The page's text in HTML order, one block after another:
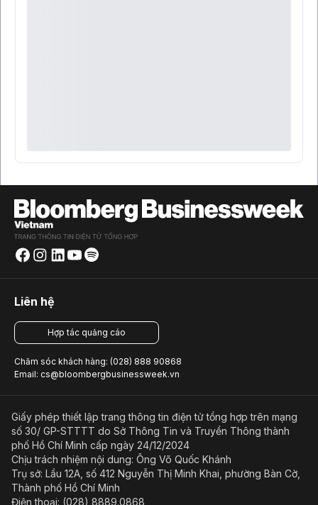
Liên hệ
Hợp tác quảng cáo
Chăm sóc khách hàng: (028) 888 90868
Email: cs@bloombergbusinessweek.vn
Giấy phép thiết lập trang thông tin điện tử tổng hợp trên mạng
số 30/ GP-STTTT do Sở Thông Tin và Truyền Thông thành
phố Hồ Chí Minh cấp ngày 24/12/2024
Chịu trách nhiệm nội dung: Ông Võ Quốc Khánh
Trụ sở: Lầu 12A, số 412 Nguyễn Thị Minh Khai, phường Bàn Cờ,
Thành phố Hồ Chí Minh
Điện thoại: (028) 8889.0868